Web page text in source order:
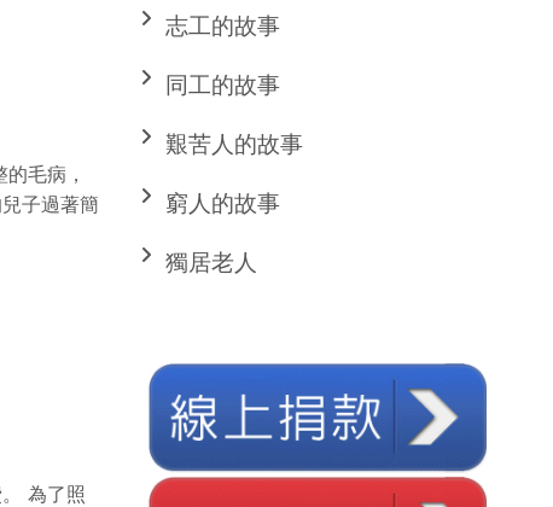
毛病，
子過著簡
為了照
志工的故事
同工的故事
艱苦人的故事
窮人的故事
獨居老人